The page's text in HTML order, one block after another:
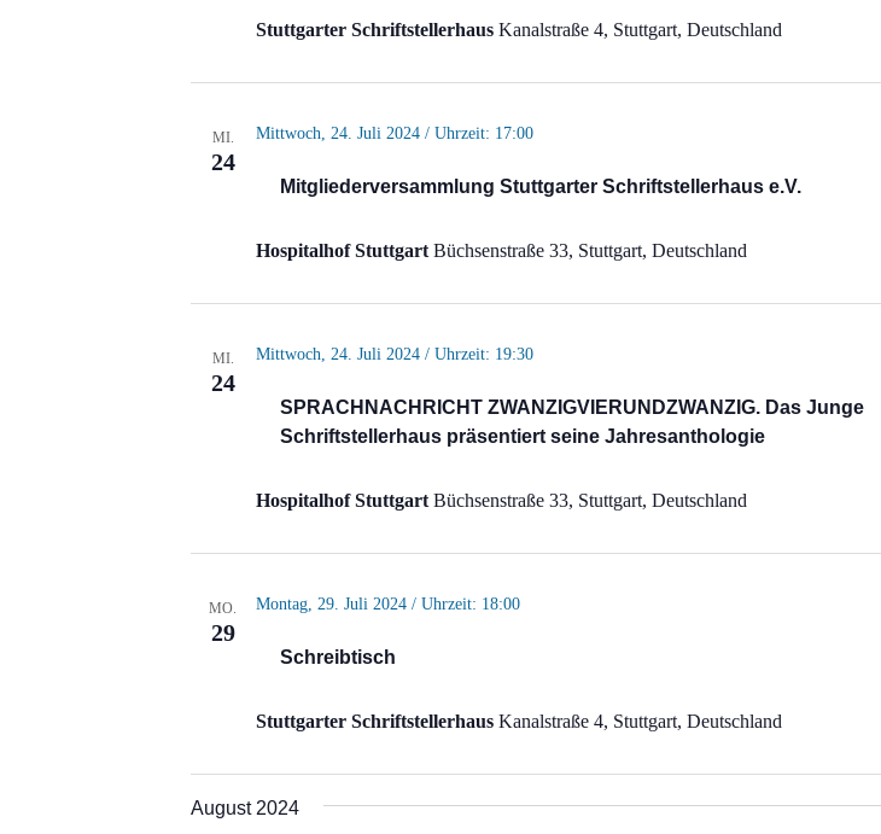
Stuttgarter Schriftstellerhaus Kanalstraße 4, Stuttgart, Deutschland
MI.
24
Mitgliederversammlung Stuttgarter Schriftstellerhaus e.V.
Mittwoch, 24. Juli 2024 / Uhrzeit: 17:00
Hospitalhof Stuttgart Büchsenstraße 33, Stuttgart, Deutschland
MI.
24
SPRACHNACHRICHT ZWANZIGVIERUNDZWANZIG. Das Junge
Schriftstellerhaus präsentiert seine Jahresanthologie
Mittwoch, 24. Juli 2024 / Uhrzeit: 19:30
Hospitalhof Stuttgart Büchsenstraße 33, Stuttgart, Deutschland
MO.
29
Schreibtisch
Montag, 29. Juli 2024 / Uhrzeit: 18:00
Stuttgarter Schriftstellerhaus Kanalstraße 4, Stuttgart, Deutschland
August 2024